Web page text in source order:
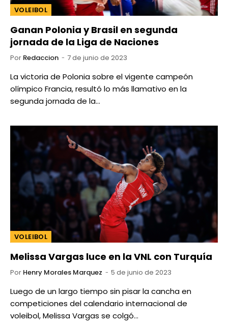
VOLEIBOL
Ganan Polonia y Brasil en segunda
jornada de la Liga de Naciones
Por Redaccion 7 de junio de 2023
La victoria de Polonia sobre el vigente campeón
olímpico Francia, resultó lo más llamativo en la
segunda jornada de la…
VOLEIBOL
Melissa Vargas luce en la VNL con Turquía
Por Henry Morales Marquez 5 de junio de 2023
Luego de un largo tiempo sin pisar la cancha en
competiciones del calendario internacional de
voleibol, Melissa Vargas se colgó…